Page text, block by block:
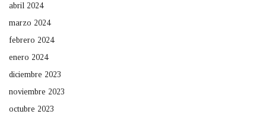
abril 2024
marzo 2024
febrero 2024
enero 2024
diciembre 2023
noviembre 2023
octubre 2023